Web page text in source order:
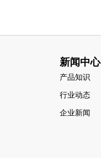
新闻中心
产品知识
行业动态
企业新闻